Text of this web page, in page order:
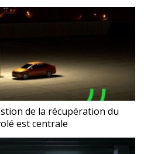
de la récupération du
est centrale